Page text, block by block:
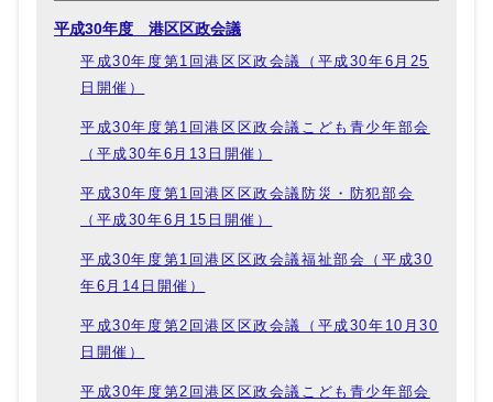
平成30年度 港区区政会議
平成30年度第1回港区区政会議（平成30年6月25
日開催）
平成30年度第1回港区区政会議こども青少年部会
（平成30年6月13日開催）
平成30年度第1回港区区政会議防災・防犯部会
（平成30年6月15日開催）
平成30年度第1回港区区政会議福祉部会（平成30
年6月14日開催）
平成30年度第2回港区区政会議（平成30年10月30
日開催）
平成30年度第2回港区区政会議こども青少年部会